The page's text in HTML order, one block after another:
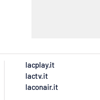
lacplay.it
lactv.it
laconair.it